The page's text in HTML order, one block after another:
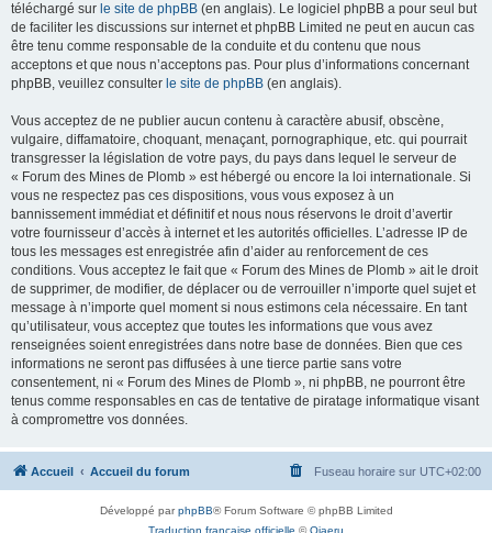
téléchargé sur le site de phpBB (en anglais). Le logiciel phpBB a pour seul but
de faciliter les discussions sur internet et phpBB Limited ne peut en aucun cas
être tenu comme responsable de la conduite et du contenu que nous
acceptons et que nous n’acceptons pas. Pour plus d’informations concernant
phpBB, veuillez consulter le site de phpBB (en anglais).
Vous acceptez de ne publier aucun contenu à caractère abusif, obscène,
vulgaire, diffamatoire, choquant, menaçant, pornographique, etc. qui pourrait
transgresser la législation de votre pays, du pays dans lequel le serveur de
« Forum des Mines de Plomb » est hébergé ou encore la loi internationale. Si
vous ne respectez pas ces dispositions, vous vous exposez à un
bannissement immédiat et définitif et nous nous réservons le droit d’avertir
votre fournisseur d’accès à internet et les autorités officielles. L’adresse IP de
tous les messages est enregistrée afin d’aider au renforcement de ces
conditions. Vous acceptez le fait que « Forum des Mines de Plomb » ait le droit
de supprimer, de modifier, de déplacer ou de verrouiller n’importe quel sujet et
message à n’importe quel moment si nous estimons cela nécessaire. En tant
qu’utilisateur, vous acceptez que toutes les informations que vous avez
renseignées soient enregistrées dans notre base de données. Bien que ces
informations ne seront pas diffusées à une tierce partie sans votre
consentement, ni « Forum des Mines de Plomb », ni phpBB, ne pourront être
tenus comme responsables en cas de tentative de piratage informatique visant
à compromettre vos données.
Accueil Accueil du forum Fuseau horaire sur UTC+02:00
Développé parphpBB® Forum Software © phpBB Limited
Traduction française officielle ©Qiaeru